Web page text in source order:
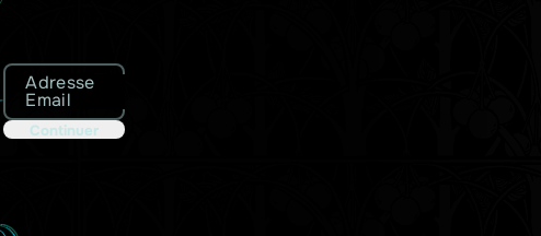
Adresse
Email
Continuer